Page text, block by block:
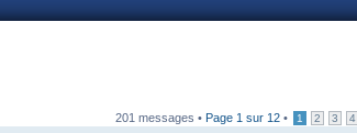
201 messages • Page 1 sur 12 • 1 2 3 4